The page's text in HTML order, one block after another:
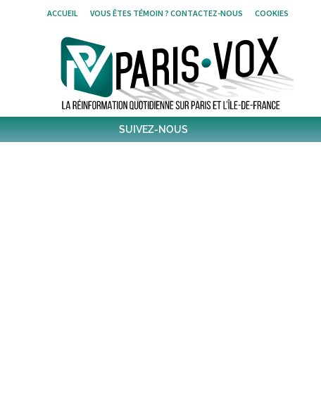
ACCUEIL VOUS ÊTES TÉMOIN ? CONTACTEZ-NOUS COOKIES
SUIVEZ-NOUS